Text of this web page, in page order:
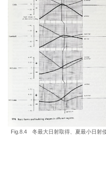
Fig.8.4 冬最大日射取得、夏最小日射